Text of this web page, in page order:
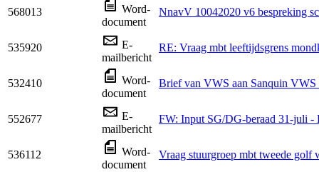
568013
Word-
document
NnavV 10042020 v6 bespreking
535920
E-
mailbericht
RE: Vraag mbt leeftijdsgrens
532410
Word-
document
Brief van VWS aan Sanquin VWS
552677
E-
mailbericht
FW: Input SG/DG-beraad 31-juli -
536112
Word-
document
Vraag stuurgroep mbt tweede golf